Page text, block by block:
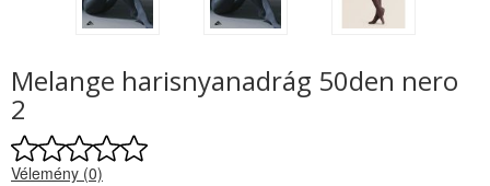
Melange harisnyanadrág 50den nero
2
Vélemény (0)